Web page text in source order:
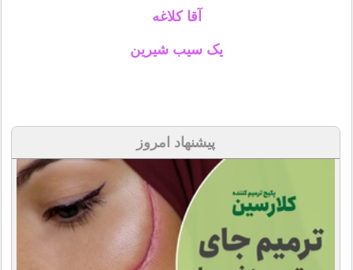
آقا کلاغه
یک سیب شیرین
پیشنهاد امروز